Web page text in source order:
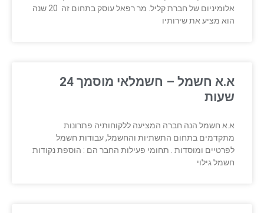
אלומיניום של חברת קליל. מר רפאל עוסק בתחום זה 20 שנה
הוא מציע את שירותיו
א.א חשמל – חשמלאי מוסמך 24
שעות
א.א חשמל הנה חברה המציעה ללקוחותיה פתרונות
מתקדמים בתחום התשתיות והחשמל, עבודות חשמל
לפרטיים ומוסדות . תחומי פעילות החבר הם : הוספת נקודות
חשמל גילוי